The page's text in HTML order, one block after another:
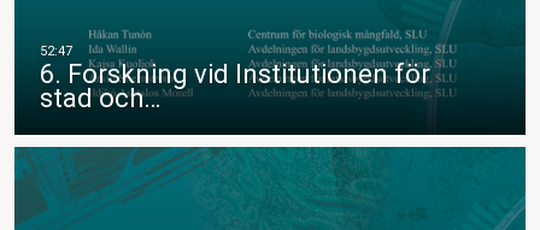
6. Forskning vid Institutionen för
stad och…